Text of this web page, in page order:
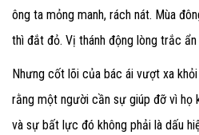
ông ta mỏng manh, rách nát. Mùa
thì đắt đỏ. Vị thánh động lòng trắc
Nhưng cốt lõi của bác ái vượt xa
rằng một người cần sự giúp đỡ vì họ
và sự bất lực đó không phải là dấu